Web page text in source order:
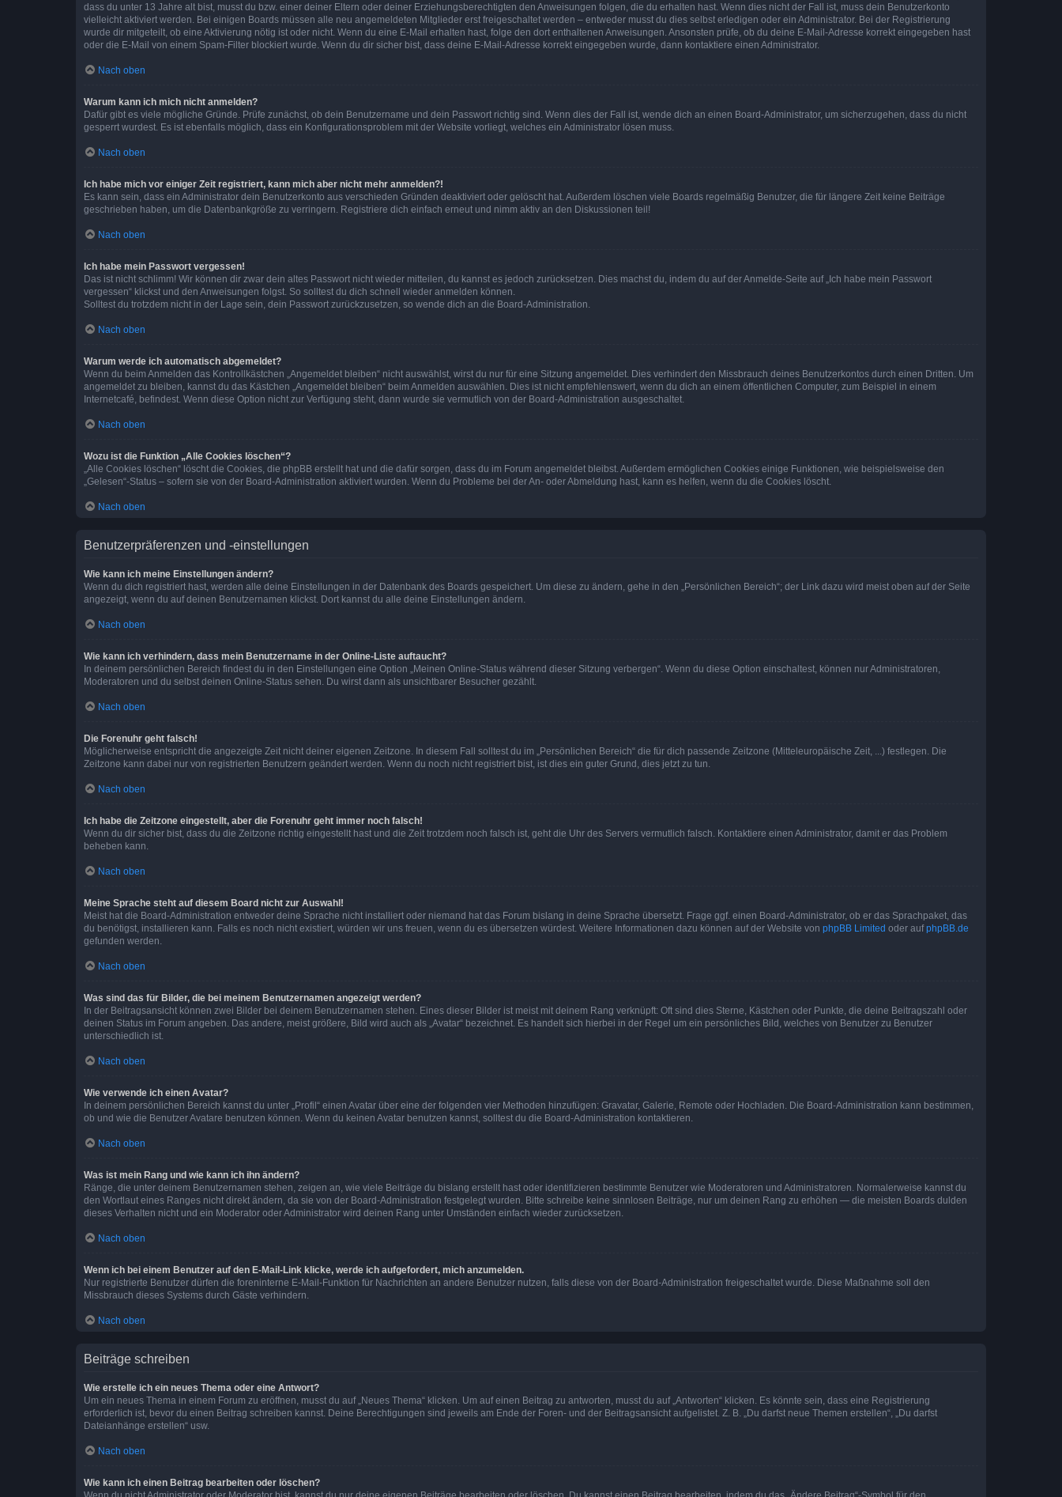
dass du unter 13 Jahre alt bist, musst du bzw. einer deiner Eltern oder deiner Erziehungsberechtigten den Anweisungen folgen, die du erhalten hast. Wenn dies nicht der Fall ist, muss dein Benutzerkonto
vielleicht aktiviert werden. Bei einigen Boards müssen alle neu angemeldeten Mitglieder erst freigeschaltet werden – entweder musst du dies selbst erledigen oder ein Administrator. Bei der Registrierung
wurde dir mitgeteilt, ob eine Aktivierung nötig ist oder nicht. Wenn du eine E-Mail erhalten hast, folge den dort enthaltenen Anweisungen. Ansonsten prüfe, ob du deine E-Mail-Adresse korrekt eingegeben hast
oder die E-Mail von einem Spam-Filter blockiert wurde. Wenn du dir sicher bist, dass deine E-Mail-Adresse korrekt eingegeben wurde, dann kontaktiere einen Administrator.
Nach oben
Warum kann ich mich nicht anmelden?
Dafür gibt es viele mögliche Gründe. Prüfe zunächst, ob dein Benutzername und dein Passwort richtig sind. Wenn dies der Fall ist, wende dich an einen Board-Administrator, um sicherzugehen, dass du nicht
gesperrt wurdest. Es ist ebenfalls möglich, dass ein Konfigurationsproblem mit der Website vorliegt, welches ein Administrator lösen muss.
Nach oben
Ich habe mich vor einiger Zeit registriert, kann mich aber nicht mehr anmelden?!
Es kann sein, dass ein Administrator dein Benutzerkonto aus verschieden Gründen deaktiviert oder gelöscht hat. Außerdem löschen viele Boards regelmäßig Benutzer, die für längere Zeit keine Beiträge
geschrieben haben, um die Datenbankgröße zu verringern. Registriere dich einfach erneut und nimm aktiv an den Diskussionen teil!
Nach oben
Ich habe mein Passwort vergessen!
Das ist nicht schlimm! Wir können dir zwar dein altes Passwort nicht wieder mitteilen, du kannst es jedoch zurücksetzen. Dies machst du, indem du auf der Anmelde-Seite auf „Ich habe mein Passwort
vergessen“ klickst und den Anweisungen folgst. So solltest du dich schnell wieder anmelden können.
Solltest du trotzdem nicht in der Lage sein, dein Passwort zurückzusetzen, so wende dich an die Board-Administration.
Nach oben
Warum werde ich automatisch abgemeldet?
Wenn du beim Anmelden das Kontrollkästchen „Angemeldet bleiben“ nicht auswählst, wirst du nur für eine Sitzung angemeldet. Dies verhindert den Missbrauch deines Benutzerkontos durch einen Dritten. Um
angemeldet zu bleiben, kannst du das Kästchen „Angemeldet bleiben“ beim Anmelden auswählen. Dies ist nicht empfehlenswert, wenn du dich an einem öffentlichen Computer, zum Beispiel in einem
Internetcafé, befindest. Wenn diese Option nicht zur Verfügung steht, dann wurde sie vermutlich von der Board-Administration ausgeschaltet.
Nach oben
Wozu ist die Funktion „Alle Cookies löschen“?
„Alle Cookies löschen“ löscht die Cookies, die phpBB erstellt hat und die dafür sorgen, dass du im Forum angemeldet bleibst. Außerdem ermöglichen Cookies einige Funktionen, wie beispielsweise den
„Gelesen“-Status – sofern sie von der Board-Administration aktiviert wurden. Wenn du Probleme bei der An- oder Abmeldung hast, kann es helfen, wenn du die Cookies löscht.
Nach oben
Benutzerpräferenzen und -einstellungen
Wie kann ich meine Einstellungen ändern?
Wenn du dich registriert hast, werden alle deine Einstellungen in der Datenbank des Boards gespeichert. Um diese zu ändern, gehe in den „Persönlichen Bereich“; der Link dazu wird meist oben auf der Seite
angezeigt, wenn du auf deinen Benutzernamen klickst. Dort kannst du alle deine Einstellungen ändern.
Nach oben
Wie kann ich verhindern, dass mein Benutzername in der Online-Liste auftaucht?
In deinem persönlichen Bereich findest du in den Einstellungen eine Option „Meinen Online-Status während dieser Sitzung verbergen“. Wenn du diese Option einschaltest, können nur Administratoren,
Moderatoren und du selbst deinen Online-Status sehen. Du wirst dann als unsichtbarer Besucher gezählt.
Nach oben
Die Forenuhr geht falsch!
Möglicherweise entspricht die angezeigte Zeit nicht deiner eigenen Zeitzone. In diesem Fall solltest du im „Persönlichen Bereich“ die für dich passende Zeitzone (Mitteleuropäische Zeit, ...) festlegen. Die
Zeitzone kann dabei nur von registrierten Benutzern geändert werden. Wenn du noch nicht registriert bist, ist dies ein guter Grund, dies jetzt zu tun.
Nach oben
Ich habe die Zeitzone eingestellt, aber die Forenuhr geht immer noch falsch!
Wenn du dir sicher bist, dass du die Zeitzone richtig eingestellt hast und die Zeit trotzdem noch falsch ist, geht die Uhr des Servers vermutlich falsch. Kontaktiere einen Administrator, damit er das Problem
beheben kann.
Nach oben
Meine Sprache steht auf diesem Board nicht zur Auswahl!
Meist hat die Board-Administration entweder deine Sprache nicht installiert oder niemand hat das Forum bislang in deine Sprache übersetzt. Frage ggf. einen Board-Administrator, ob er das Sprachpaket, das
du benötigst, installieren kann. Falls es noch nicht existiert, würden wir uns freuen, wenn du es übersetzen würdest. Weitere Informationen dazu können auf der Website von phpBB Limited oder aufphpBB.de
gefunden werden.
Nach oben
Was sind das für Bilder, die bei meinem Benutzernamen angezeigt werden?
In der Beitragsansicht können zwei Bilder bei deinem Benutzernamen stehen. Eines dieser Bilder ist meist mit deinem Rang verknüpft: Oft sind dies Sterne, Kästchen oder Punkte, die deine Beitragszahl oder
deinen Status im Forum angeben. Das andere, meist größere, Bild wird auch als „Avatar“ bezeichnet. Es handelt sich hierbei in der Regel um ein persönliches Bild, welches von Benutzer zu Benutzer
unterschiedlich ist.
Nach oben
Wie verwende ich einen Avatar?
In deinem persönlichen Bereich kannst du unter „Profil“ einen Avatar über eine der folgenden vier Methoden hinzufügen: Gravatar, Galerie, Remote oder Hochladen. Die Board-Administration kann bestimmen,
ob und wie die Benutzer Avatare benutzen können. Wenn du keinen Avatar benutzen kannst, solltest du die Board-Administration kontaktieren.
Nach oben
Was ist mein Rang und wie kann ich ihn ändern?
Ränge, die unter deinem Benutzernamen stehen, zeigen an, wie viele Beiträge du bislang erstellt hast oder identifizieren bestimmte Benutzer wie Moderatoren und Administratoren. Normalerweise kannst du
den Wortlaut eines Ranges nicht direkt ändern, da sie von der Board-Administration festgelegt wurden. Bitte schreibe keine sinnlosen Beiträge, nur um deinen Rang zu erhöhen — die meisten Boards dulden
dieses Verhalten nicht und ein Moderator oder Administrator wird deinen Rang unter Umständen einfach wieder zurücksetzen.
Nach oben
Wenn ich bei einem Benutzer auf den E-Mail-Link klicke, werde ich aufgefordert, mich anzumelden.
Nur registrierte Benutzer dürfen die foreninterne E-Mail-Funktion für Nachrichten an andere Benutzer nutzen, falls diese von der Board-Administration freigeschaltet wurde. Diese Maßnahme soll den
Missbrauch dieses Systems durch Gäste verhindern.
Nach oben
Beiträge schreiben
Wie erstelle ich ein neues Thema oder eine Antwort?
Um ein neues Thema in einem Forum zu eröffnen, musst du auf „Neues Thema“ klicken. Um auf einen Beitrag zu antworten, musst du auf „Antworten“ klicken. Es könnte sein, dass eine Registrierung
erforderlich ist, bevor du einen Beitrag schreiben kannst. Deine Berechtigungen sind jeweils am Ende der Foren- und der Beitragsansicht aufgelistet. Z. B. „Du darfst neue Themen erstellen“, „Du darfst
Dateianhänge erstellen“ usw.
Nach oben
Wie kann ich einen Beitrag bearbeiten oder löschen?